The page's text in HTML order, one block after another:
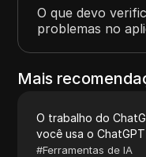
O que devo
problemas no
Mais
O trabalho do
você usa o
#Ferramentas de IA